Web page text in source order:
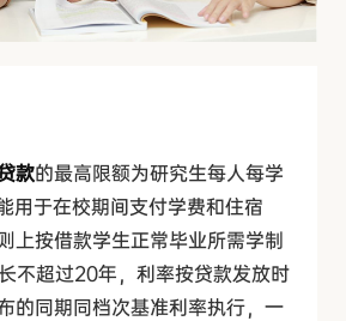
款的最高限额为研究生每人每学
用于在校期间支付学费和住宿
上按借款学生正常毕业所需学制
不超过20年，利率按贷款发放时
的同期同档次基准利率执行，一